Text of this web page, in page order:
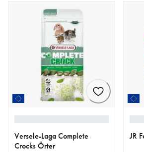
Versele-Laga Complete
Crocks Örter
JR